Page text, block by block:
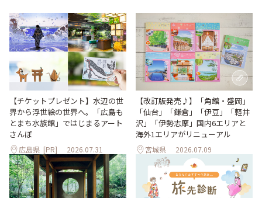
【チケットプレゼント】水辺の世
界から浮世絵の世界へ。「広島も
とまち水族館」ではじまるアート
さんぽ
広島県 [PR] 2026.07.31
【改訂版発売♪】「角館・盛岡」
「仙台」「鎌倉」「伊豆」「軽井
沢」「伊勢志摩」国内6エリアと
海外1エリアがリニューアル
宮城県 2026.07.09